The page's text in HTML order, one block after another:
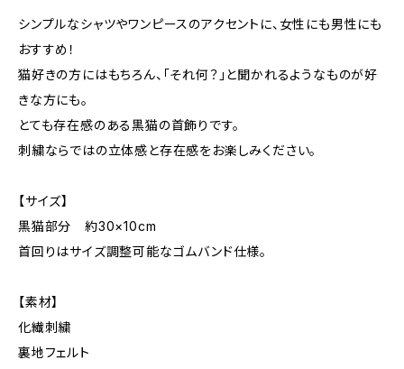
シンプルなシャツやワンピースのアクセントに、女性にも男性にも
おすすめ！
猫好きの方にはもちろん、「それ何？」と聞かれるようなものが好
きな方にも。
とても存在感のある黒猫の首飾りです。
刺繍ならではの立体感と存在感をお楽しみください。
【サイズ】
黒猫部分 約30×10cm
首回りはサイズ調整可能なゴムバンド仕様。
【素材】
化繊刺繍
裏地フェルト